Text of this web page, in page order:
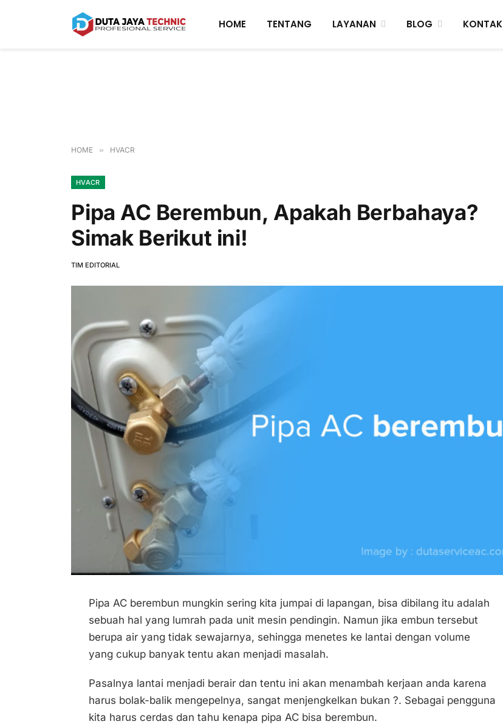
HOME TENTANG LAYANAN BLOG KONTAK
HOME » HVACR
HVACR
Pipa AC Berembun, Apakah Berbahaya?
Simak Berikut ini!
TIM EDITORIAL
Pipa AC berembun mungkin sering kita jumpai di lapangan, bisa dibilang itu adalah
sebuah hal yang lumrah pada unit mesin pendingin. Namun jika embun tersebut
berupa air yang tidak sewajarnya, sehingga menetes ke lantai dengan volume
yang cukup banyak tentu akan menjadi masalah.
Pasalnya lantai menjadi berair dan tentu ini akan menambah kerjaan anda karena
harus bolak-balik mengepelnya, sangat menjengkelkan bukan ?. Sebagai pengguna
kita harus cerdas dan tahu kenapa pipa AC bisa berembun.